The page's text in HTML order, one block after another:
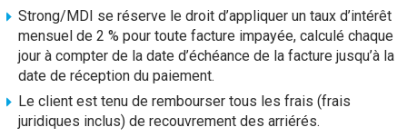
Strong/MDI se réserve le droit d’appliquer un taux d’intérêt
mensuel de 2 % pour toute facture impayée, calculé chaque
jour à compter de la date d’échéance de la facture jusqu’à la
date de réception du paiement.
Le client est tenu de rembourser tous les frais (frais
juridiques inclus) de recouvrement des arriérés.